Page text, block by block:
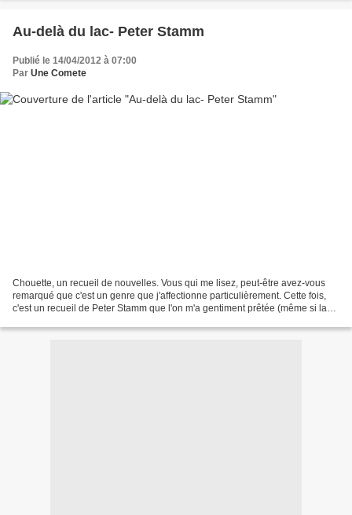
Au-delà du lac- Peter Stamm
Publié le 14/04/2012 à 07:00
Par Une Comete
Chouette, un recueil de nouvelles. Vous qui me lisez, peut-être avez-vous
remarqué que c'est un genre que j'affectionne particulièrement. Cette fois,
c'est un recueil de Peter Stamm que l'on m'a gentiment prêtée (même si la